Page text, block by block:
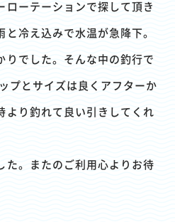
ローテーションで探して頂き
と冷え込みで水温が急降下。
りでした。そんな中の釣行で
プとサイズは良くアフターか
より釣れて良い引きしてくれ
た。またのご利用心よりお待